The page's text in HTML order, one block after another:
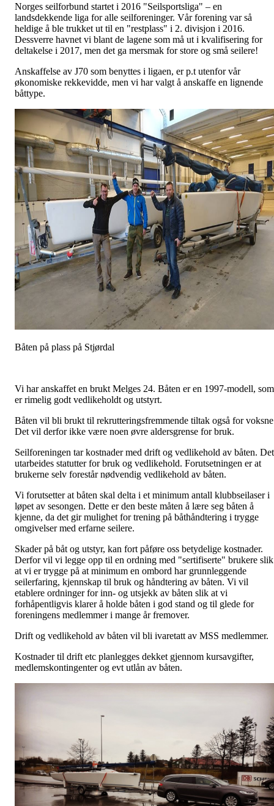
Norges seilforbund startet i 2016 "Seilsportsliga" – en
landsdekkende liga for alle seilforeninger. Vår forening var så
heldige å ble trukket ut til en "restplass" i 2. divisjon i 2016.
Dessverre havnet vi blant de lagene som må ut i kvalifisering for
deltakelse i 2017, men det ga mersmak for store og små seilere!
Anskaffelse av J70 som benyttes i ligaen, er p.t utenfor vår
økonomiske rekkevidde, men vi har valgt å anskaffe en lignende
båttype.
Båten på plass på Stjørdal
Vi har anskaffet en brukt Melges 24. Båten er en 1997-modell, som
er rimelig godt vedlikeholdt og utstyrt.
Båten vil bli brukt til rekrutteringsfremmende tiltak også for
Det vil derfor ikke være noen øvre aldersgrense for bruk.
Seilforeningen tar kostnader med drift og vedlikehold av båten. Det
utarbeides statutter for bruk og vedlikehold. Forutsetningen er at
brukerne selv forestår nødvendig vedlikehold av båten.
Vi forutsetter at båten skal delta i et minimum antall klubbseilaser i
løpet av sesongen. Dette er den beste måten å lære seg båten å
kjenne, da det gir mulighet for trening på båthåndtering i trygge
omgivelser med erfarne seilere.
Skader på båt og utstyr, kan fort påføre oss betydelige kostnader.
Derfor vil vi legge opp til en ordning med "sertifiserte" brukere slik
at vi er trygge på at minimum en ombord har grunnleggende
seilerfaring, kjennskap til bruk og håndtering av båten. Vi vil
etablere ordninger for inn- og utsjekk av båten slik at vi
forhåpentligvis klarer å holde båten i god stand og til glede for
foreningens medlemmer i mange år fremover.
Drift og vedlikehold av båten vil bli ivaretatt av MSS medlemmer.
Kostnader til drift etc planlegges dekket gjennom kursavgifter,
medlemskontingenter og evt utlån av båten.